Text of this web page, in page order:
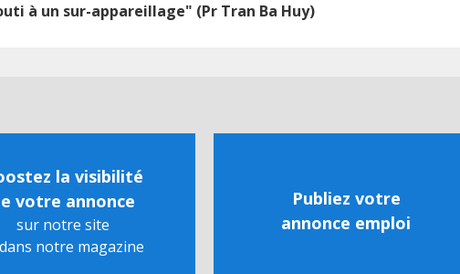
à un sur-appareillage" (Pr Tran Ba Huy)
la visibilité
votre annonce
sur notre site
notre magazine
Publiez votre
annonce emploi